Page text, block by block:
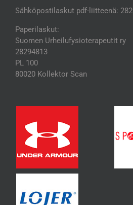
Sähköpostilaskut pdf-liitteenä:
Paperilaskut:
Suomen Urheilufysioterapeutit ry
28294813
PL 100
80020 Kollektor Scan